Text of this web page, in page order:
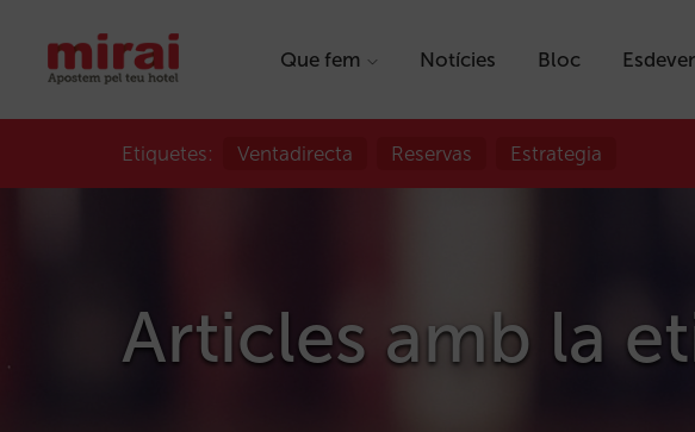
Que fem Notícies Bloc
Etiquetes: Ventadirecta Reservas Estrategia
Articles amb la